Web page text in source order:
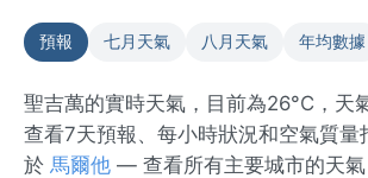
預報 七月天氣 八月天氣 年均數據
聖吉萬的實時天氣，目前為26°C，天
查看7天預報、每小時狀況和空氣質量
於 馬爾他 — 查看所有主要城市的天氣